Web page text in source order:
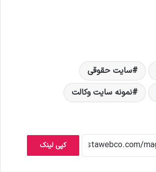
سایت حقوقی
نمونه سایت وکالت
کپی لینک